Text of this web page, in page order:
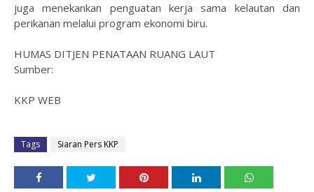
juga menekankan penguatan kerja sama kelautan dan
perikanan melalui program ekonomi biru.
HUMAS DITJEN PENATAAN RUANG LAUT
Sumber:
KKP WEB
Tags Siaran Pers KKP